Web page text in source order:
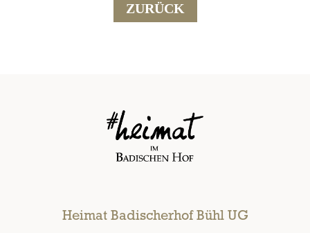
ZURÜCK
Heimat Badischerhof Bühl UG